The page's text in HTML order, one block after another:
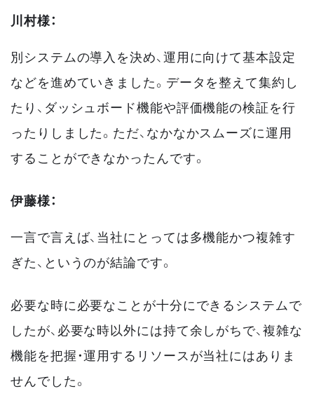
川村様：
別システムの導入を決め、運用に向けて基本設定
などを進めていきました。データを整えて集約し
たり、ダッシュボード機能や評価機能の検証を行
ったりしました。ただ、なかなかスムーズに運用
することができなかったんです。
伊藤様：
一言で言えば、当社にとっては多機能かつ複雑す
ぎた、というのが結論です。
必要な時に必要なことが十分にできるシステムで
したが、必要な時以外には持て余しがちで、複雑な
機能を把握・運用するリソースが当社にはありま
せんでした。